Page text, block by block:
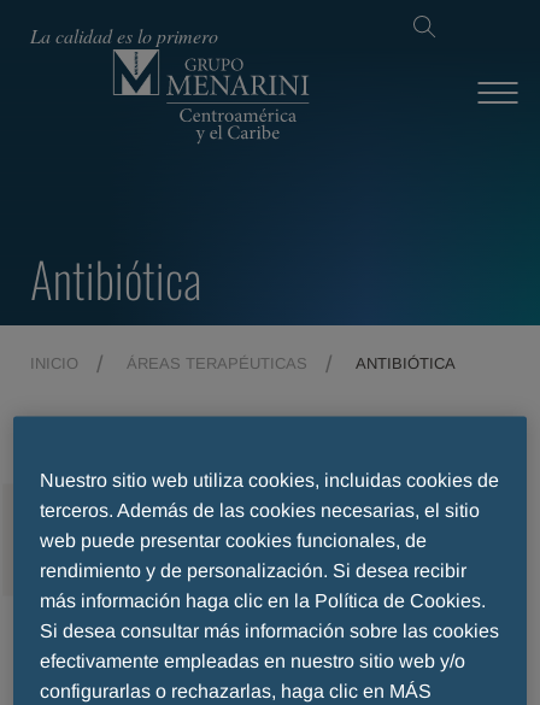
La calidad es lo primero
Antibiótica
INICIO ÁREAS TERAPÉUTICAS ANTIBIÓTICA
MENU
Antibiótica
Nuestro sitio web utiliza cookies, incluidas cookies de
terceros. Además de las cookies necesarias, el sitio
web puede presentar cookies funcionales, de
rendimiento y de personalización. Si desea recibir
más información haga clic en la Política de Cookies.
Si desea consultar más información sobre las cookies
efectivamente empleadas en nuestro sitio web y/o
configurarlas o rechazarlas, haga clic en MÁS